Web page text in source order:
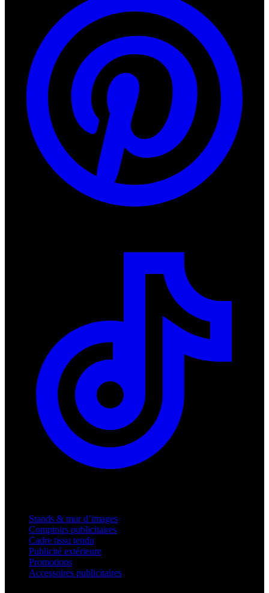
Stands & mur d’images
Comptoirs publicitaires
Cadre tissu tendu
Publicité extérieure
Promotions
Accessoires publicitaires